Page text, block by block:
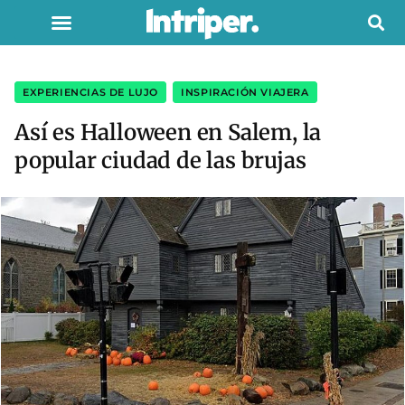
EXPERIENCIAS DE LUJO INSPIRACIÓN VIAJERA
Así es Halloween en Salem, la
popular ciudad de las brujas